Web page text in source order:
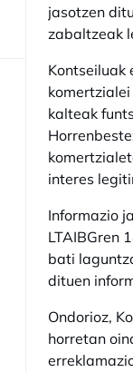
jasotzen
zabaltzeak
Kontseiluak
kalteak
interes
Informazio
LTAIBGren
bati
dituen
Ondorioz,
horretan